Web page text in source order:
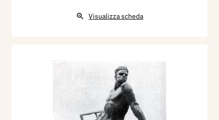
Visualizza scheda